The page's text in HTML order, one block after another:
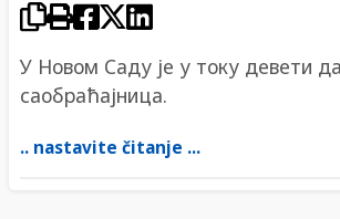
У Новом Саду је у току девети
саобраћајница.
.. nastavite čitanje ...